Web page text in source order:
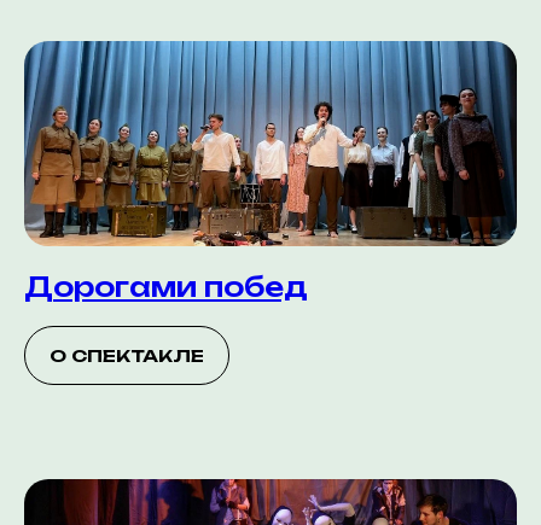
Дорогами побед
О СПЕКТАКЛЕ